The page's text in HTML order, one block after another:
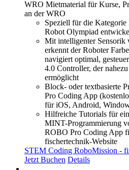
WRO Mietmaterial für Kurse,
an der WRO
Speziell für die
Robot Olympiad
Mit intelligenter Sensorik
erkennt der Roboter
navigiert optimal,
4.0 Controller, der
ermöglicht
Block- oder textbasierte
Pro Coding App
für iOS, Android,
Hilfreiche Tutorials für
MINT-Programmierung
ROBO Pro Coding App
fischertechnik-Website
STEM Coding RoboMission -
Jetzt Buchen Details